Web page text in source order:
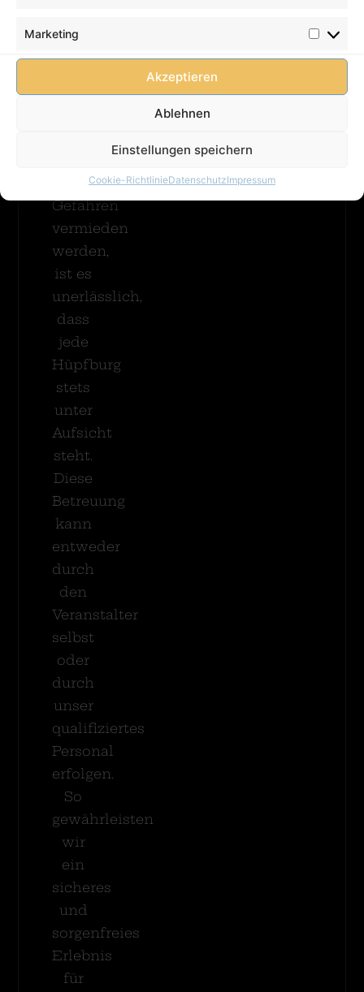
Marketing
Akzeptieren
Ablehnen
Einstellungen speichern
Cookie-RichtlinieDatenschutzImpressum
werden!
Damit
unbeschwert
mögliche
Gefahren
vermieden
werden,
ist es
unerlässlich,
dass
jede
Hüpfburg
stets
unter
Aufsicht
steht.
Diese
Betreuung
kann
entweder
durch
den
Veranstalter
selbst
oder
durch
unser
qualifiziertes
Personal
erfolgen.
So
gewährleisten
wir
ein
sicheres
und
sorgenfreies
Erlebnis
für
(EU)
Hüpfen